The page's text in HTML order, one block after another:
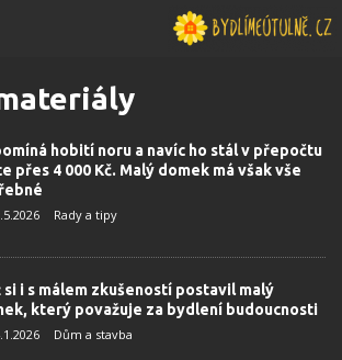
hobití noru a navíc ho stál v přepočtu
přes 4 000 Kč. Malý domek má však vše
Rady a tipy
si i s málem zkušeností postavil malý
který považuje za bydlení budoucnosti
Dům a stavba